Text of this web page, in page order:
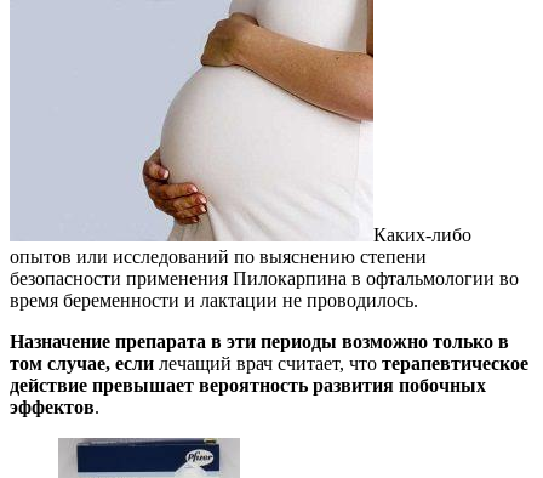
Каких-либо
опытов или исследований по выяснению степени
безопасности применения Пилокарпина в офтальмологии во
время беременности и лактации не проводилось.
Назначение препарата в эти периоды возможно только в
том случае, если лечащий врач считает, что терапевтическое
действие превышает вероятность развития побочных
эффектов.